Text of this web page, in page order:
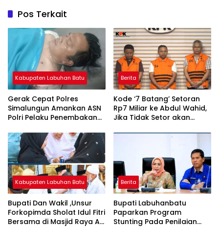
Pos Terkait
Kabupaten Labuhan Batu
Gerak Cepat Polres
Simalungun Amankan ASN
Polri Pelaku Penembakan
Rorinata, 5 Warga Terluka
Berita
Kode ‘7 Batang’ Setoran
Rp7 Miliar ke Abdul Wahid,
Jika Tidak Setor akan
Kabupaten Labuhan Batu
Bupati Dan Wakil ,Unsur
Forkopimda Sholat Idul Fitri
Bersama di Masjid Raya Al-
Berita
Bupati Labuhanbatu
Paparkan Program
Stunting Pada Penilaian